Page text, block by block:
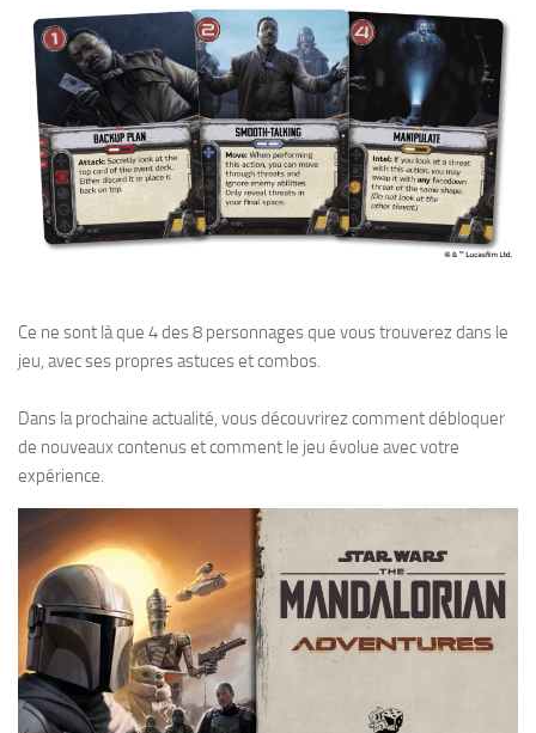
Ce ne sont là que 4 des 8 personnages que vous trouverez dans le
jeu, avec ses propres astuces et combos.
Dans la prochaine actualité, vous découvrirez comment débloquer
de nouveaux contenus et comment le jeu évolue avec votre
expérience.